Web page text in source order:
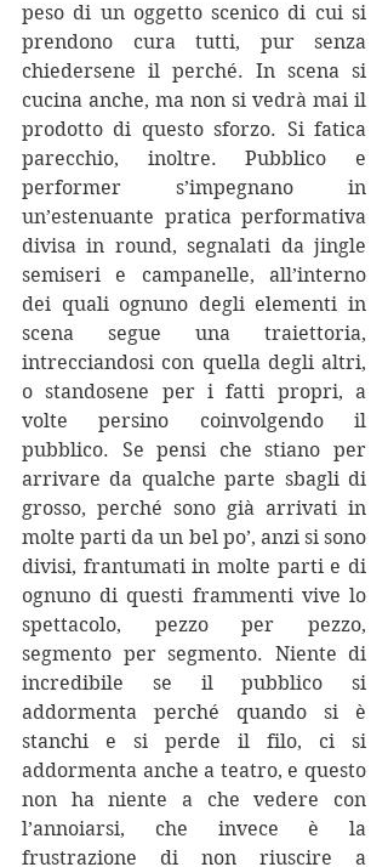
peso di un oggetto scenico di cui si
prendono cura tutti, pur senza
chiedersene il perché. In scena si
cucina anche, ma non si vedrà mai il
prodotto di questo sforzo. Si fatica
parecchio, inoltre. Pubblico e
performer s’impegnano in
un’estenuante pratica performativa
divisa in round, segnalati da jingle
semiseri e campanelle, all’interno
dei quali ognuno degli elementi in
scena segue una traiettoria,
intrecciandosi con quella degli altri,
o standosene per i fatti propri, a
volte persino coinvolgendo il
pubblico. Se pensi che stiano per
arrivare da qualche parte sbagli di
grosso, perché sono già arrivati in
molte parti da un bel po’, anzi si sono
divisi, frantumati in molte parti e di
ognuno di questi frammenti vive lo
spettacolo, pezzo per pezzo,
segmento per segmento. Niente di
incredibile se il pubblico si
addormenta perché quando si è
stanchi e si perde il filo, ci si
addormenta anche a teatro, e questo
non ha niente a che vedere con
l’annoiarsi, che invece è la
frustrazione di non riuscire a